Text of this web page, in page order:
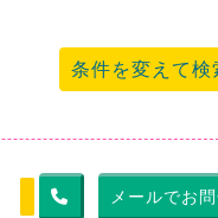
条件を変えて検
メールでお